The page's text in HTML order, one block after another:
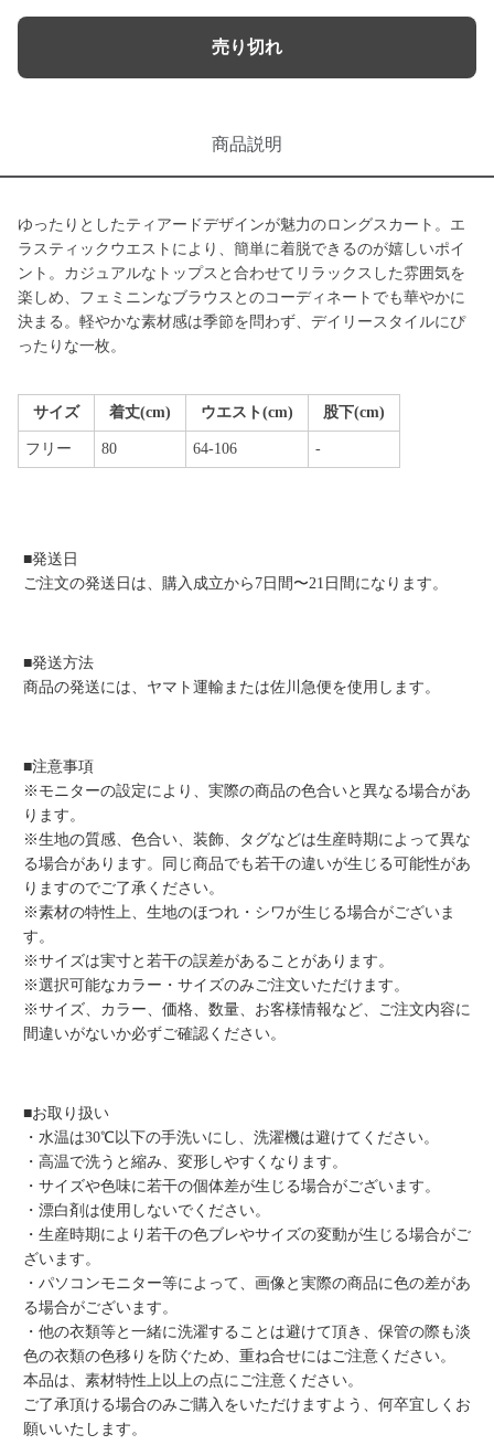
売り切れ
商品説明
ゆったりとしたティアードデザインが魅力のロングスカート。エ
ラスティックウエストにより、簡単に着脱できるのが嬉しいポイ
ント。カジュアルなトップスと合わせてリラックスした雰囲気を
楽しめ、フェミニンなブラウスとのコーディネートでも華やかに
決まる。軽やかな素材感は季節を問わず、デイリースタイルにぴ
ったりな一枚。
サイズ 着丈(cm) ウエスト(cm) 股下(cm)
フリー 80 64-106 -
■発送日
ご注文の発送日は、購入成立から7日間〜21日間になります。
■発送方法
商品の発送には、ヤマト運輸または佐川急便を使用します。
■注意事項
※モニターの設定により、実際の商品の色合いと異なる場合があ
ります。
※生地の質感、色合い、装飾、タグなどは生産時期によって異な
る場合があります。同じ商品でも若干の違いが生じる可能性があ
りますのでご了承ください。
※素材の特性上、生地のほつれ・シワが生じる場合がございま
す。
※サイズは実寸と若干の誤差があることがあります。
※選択可能なカラー・サイズのみご注文いただけます。
※サイズ、カラー、価格、数量、お客様情報など、ご注文内容に
間違いがないか必ずご確認ください。
■お取り扱い
・水温は30℃以下の手洗いにし、洗濯機は避けてください。
・高温で洗うと縮み、変形しやすくなります。
・サイズや色味に若干の個体差が生じる場合がございます。
・漂白剤は使用しないでください。
・生産時期により若干の色ブレやサイズの変動が生じる場合がご
ざいます。
・パソコンモニター等によって、画像と実際の商品に色の差があ
る場合がございます。
・他の衣類等と一緒に洗濯することは避けて頂き、保管の際も淡
色の衣類の色移りを防ぐため、重ね合せにはご注意ください。
本品は、素材特性上以上の点にご注意ください。
ご了承頂ける場合のみご購入をいただけますよう、何卒宜しくお
願いいたします。